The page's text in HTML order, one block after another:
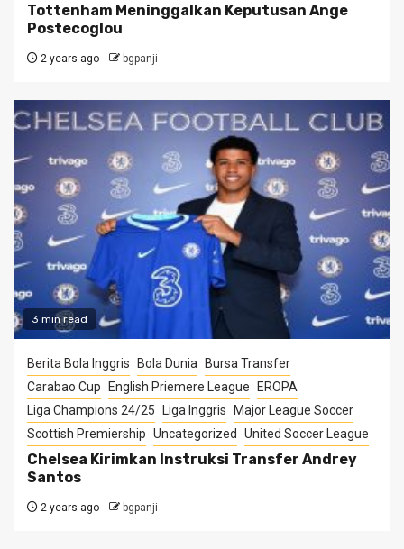
Tottenham Meninggalkan Keputusan Ange
Postecoglou
2 years ago bgpanji
3 min read
Berita Bola Inggris Bola Dunia
Bursa Transfer
Carabao Cup
English Priemere League
EROPA
Liga Champions 24/25
Liga Inggris
Major League Soccer
Scottish Premiership Uncategorized United Soccer League
Chelsea Kirimkan Instruksi Transfer Andrey
Santos
2 years ago bgpanji